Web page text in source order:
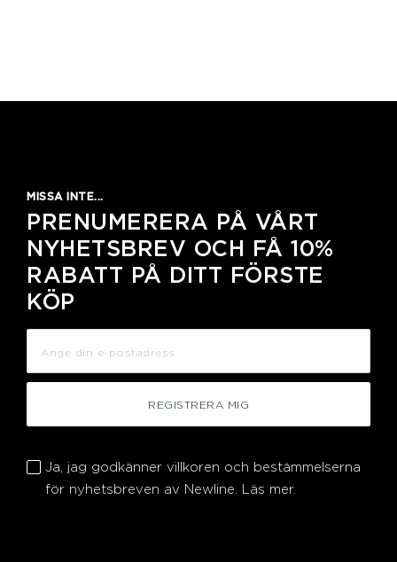
MISSA INTE...
PRENUMERERA PÅ VÅRT
NYHETSBREV OCH FÅ 10%
RABATT PÅ DITT FÖRSTE
KÖP
REGISTRERA MIG
Ja, jag godkänner villkoren och bestämmelserna
för nyhetsbreven av Newline. Läs mer.